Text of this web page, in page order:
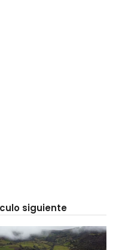
siguiente